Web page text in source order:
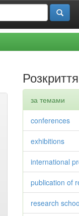
Розкриття
за темами
conferences
exhibitions
international
publication of
research